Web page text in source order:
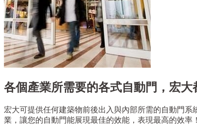
各個產業所需要的各式自動門，宏大
宏大可提供任何建築物前後出入與內部所需的自動門
業，讓您的自動門能展現最佳的效能，表現最高的效率！